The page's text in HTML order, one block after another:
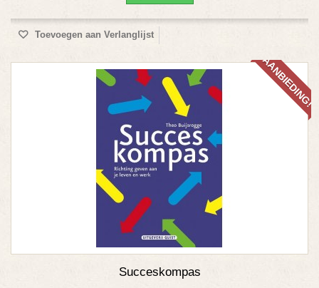
Toevoegen aan Verlanglijst
AANBIEDING!
Succeskompas